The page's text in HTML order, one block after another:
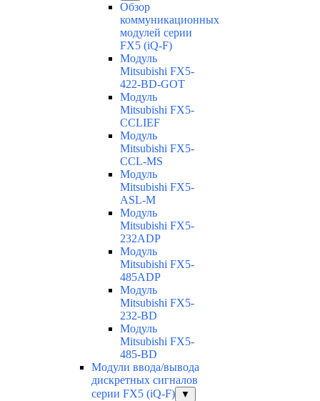
Обзор
коммуникационных
модулей серии
FX5 (iQ-F)
Модуль
Mitsubishi FX5-
422-BD-GOT
Модуль
Mitsubishi FX5-
CCLIEF
Модуль
Mitsubishi FX5-
CCL-MS
Модуль
Mitsubishi FX5-
ASL-M
Модуль
Mitsubishi FX5-
232ADP
Модуль
Mitsubishi FX5-
485ADP
Модуль
Mitsubishi FX5-
232-BD
Модуль
Mitsubishi FX5-
485-BD
Модули ввода/вывода
дискретных сигналов
серии FX5 (iQ-F)
▼